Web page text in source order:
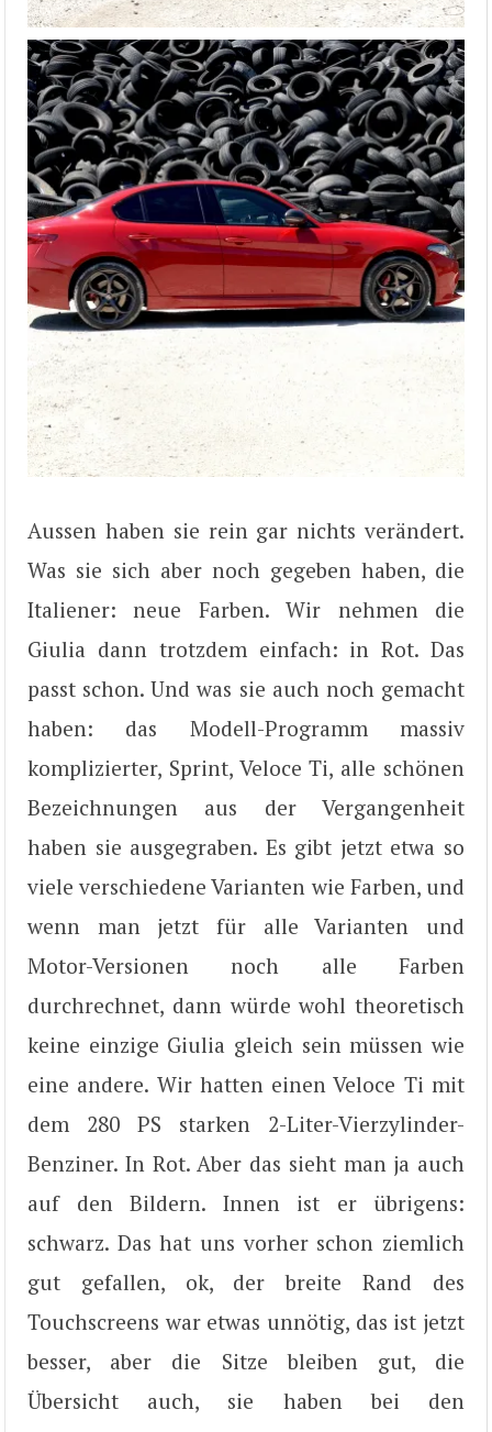
Aussen haben sie rein gar nichts verändert.
Was sie sich aber noch gegeben haben, die
Italiener: neue Farben. Wir nehmen die
Giulia dann trotzdem einfach: in Rot. Das
passt schon. Und was sie auch noch gemacht
haben: das Modell-Programm massiv
komplizierter, Sprint, Veloce Ti, alle schönen
Bezeichnungen aus der Vergangenheit
haben sie ausgegraben. Es gibt jetzt etwa so
viele verschiedene Varianten wie Farben, und
wenn man jetzt für alle Varianten und
Motor-Versionen noch alle Farben
durchrechnet, dann würde wohl theoretisch
keine einzige Giulia gleich sein müssen wie
eine andere. Wir hatten einen Veloce Ti mit
dem 280 PS starken 2-Liter-Vierzylinder-
Benziner. In Rot. Aber das sieht man ja auch
auf den Bildern. Innen ist er übrigens:
schwarz. Das hat uns vorher schon ziemlich
gut gefallen, ok, der breite Rand des
Touchscreens war etwas unnötig, das ist jetzt
besser, aber die Sitze bleiben gut, die
Übersicht auch, sie haben bei den